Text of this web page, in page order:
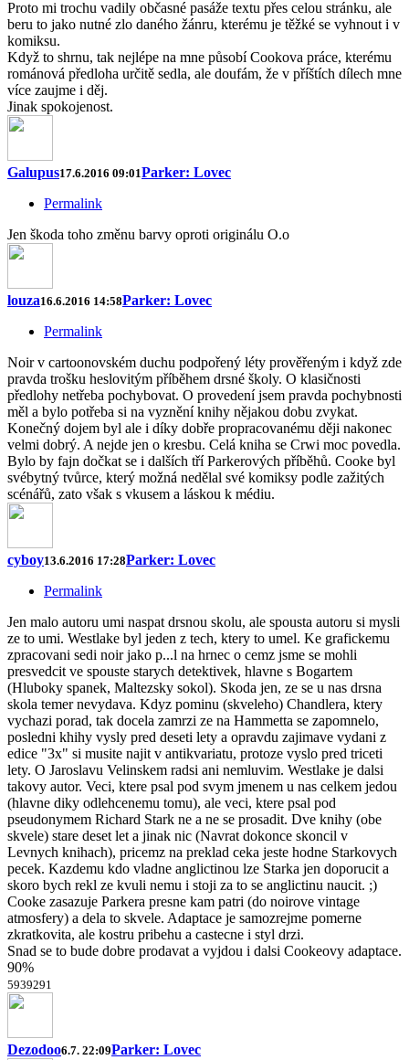
Proto mi trochu vadily občasné pasáže textu přes celou stránku, ale
beru to jako nutné zlo daného žánru, kterému je těžké se vyhnout i v
komiksu.
Když to shrnu, tak nejlépe na mne působí Cookova práce, kterému
románová předloha určitě sedla, ale doufám, že v příštích dílech mne
více zaujme i děj.
Jinak spokojenost.
Galupus17.6.2016 09:01Parker: Lovec
Permalink
Jen škoda toho změnu barvy oproti originálu O.o
louza16.6.2016 14:58Parker: Lovec
Permalink
Noir v cartoonovském duchu podpořený léty prověřeným i když zde
pravda trošku heslovitým příběhem drsné školy. O klasičnosti
předlohy netřeba pochybovat. O provedení jsem pravda pochybnosti
měl a bylo potřeba si na vyznění knihy nějakou dobu zvykat.
Konečný dojem byl ale i díky dobře propracovanému ději nakonec
velmi dobrý. A nejde jen o kresbu. Celá kniha se Crwi moc povedla.
Bylo by fajn dočkat se i dalších tří Parkerových příběhů. Cooke byl
svébytný tvůrce, který možná nedělal své komiksy podle zažitých
scénářů, zato však s vkusem a láskou k médiu.
cyboy13.6.2016 17:28Parker: Lovec
Permalink
Jen malo autoru umi naspat drsnou skolu, ale spousta autoru si mysli
ze to umi. Westlake byl jeden z tech, ktery to umel. Ke grafickemu
zpracovani sedi noir jako p...l na hrnec o cemz jsme se mohli
presvedcit ve spouste starych detektivek, hlavne s Bogartem
(Hluboky spanek, Maltezsky sokol). Skoda jen, ze se u nas drsna
skola temer nevydava. Kdyz pominu (skveleho) Chandlera, ktery
vychazi porad, tak docela zamrzi ze na Hammetta se zapomnelo,
posledni khihy vysly pred deseti lety a opravdu zajimave vydani z
edice "3x" si musite najit v antikvariatu, protoze vyslo pred triceti
lety. O Jaroslavu Velinskem radsi ani nemluvim. Westlake je dalsi
takovy autor. Veci, ktere psal pod svym jmenem u nas celkem jedou
(hlavne diky odlehcenemu tomu), ale veci, ktere psal pod
pseudonymem Richard Stark ne a ne se prosadit. Dve knihy (obe
skvele) stare deset let a jinak nic (Navrat dokonce skoncil v
Levnych knihach), pricemz na preklad ceka jeste hodne Starkovych
pecek. Kazdemu kdo vladne anglictinou lze Starka jen doporucit a
skoro bych rekl ze kvuli nemu i stoji za to se anglictinu naucit. ;)
Cooke zasazuje Parkera presne kam patri (do noirove vintage
atmosfery) a dela to skvele. Adaptace je samozrejme pomerne
zkratkovita, ale kostru pribehu a castecne i styl drzi.
Snad se to bude dobre prodavat a vyjdou i dalsi Cookeovy adaptace.
90%
5939291
Dezodoo6.7. 22:09Parker: Lovec